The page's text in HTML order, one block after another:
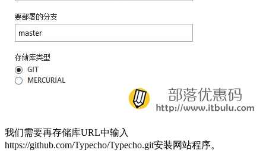
我们需要再存储库URL中输入
https://github.com/Typecho/Typecho.git安装网站程序。